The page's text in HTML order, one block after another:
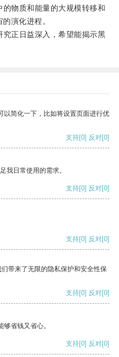
物质和能量的大规模转移和
演化进程。
正日益深入，希望能揭示黑
以简化一下，比如将设置页面进行优
支持[0] 反对[0]
我日常使用的需求。
支持[0] 反对[0]
支持[0] 反对[0]
带来了无限的隐私保护和安全性保
支持[0] 反对[0]
省钱又省心。
支持[0] 反对[0]